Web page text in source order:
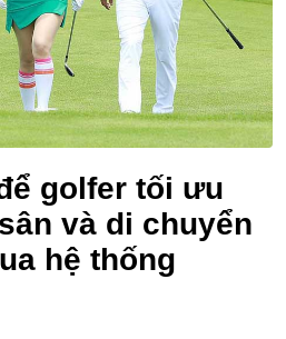
golfer tối ưu
và di chuyển
hệ thống